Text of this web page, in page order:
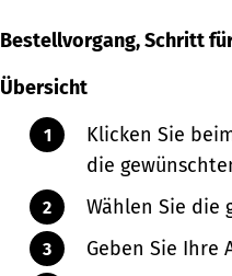
Bestellvorgang, Schritt
Übersicht
Klicken Sie
die
Wählen Sie die
Geben Sie Ihre